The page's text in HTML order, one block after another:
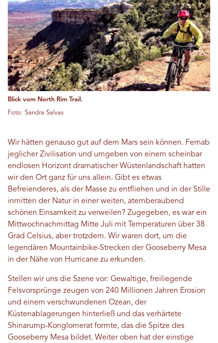
Blick vom North Rim Trail.
Foto: Sandra Salvas
Wir hätten genauso gut auf dem Mars sein können. Fernab
jeglicher Zivilisation und umgeben von einem scheinbar
endlosen Horizont dramatischer Wüstenlandschaft hatten
wir den Ort ganz für uns allein. Gibt es etwas
Befreienderes, als der Masse zu entfliehen und in der Stille
inmitten der Natur in einer weiten, atemberaubend
schönen Einsamkeit zu verweilen? Zugegeben, es war ein
Mittwochnachmittag Mitte Juli mit Temperaturen über 38
Grad Celsius, aber trotzdem. Wir waren dort, um die
legendären Mountainbike-Strecken der Gooseberry Mesa
in der Nähe von Hurricane zu erkunden.
Stellen wir uns die Szene vor: Gewaltige, freiliegende
Felsvorsprünge zeugen von 240 Millionen Jahren Erosion
und einem verschwundenen Ozean, der
Küstenablagerungen hinterließ und das verhärtete
Shinarump-Konglomerat formte, das die Spitze des
Gooseberry Mesa bildet. Weiter oben hat der einstige